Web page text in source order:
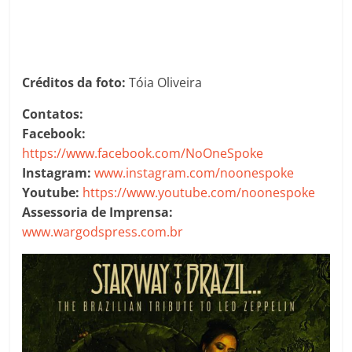
Créditos da foto:Tóia Oliveira
Contatos:
Facebook:
https://www.facebook.com/NoOneSpoke
Instagram: www.instagram.com/noonespoke
Youtube: https://www.youtube.com/noonespoke
Assessoria de Imprensa:
www.wargodspress.com.br